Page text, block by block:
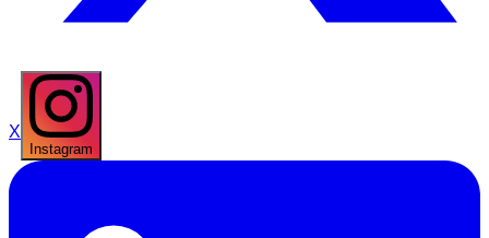
X
Instagram